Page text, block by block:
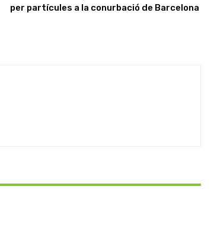
per partícules a la conurbació de Barcelona